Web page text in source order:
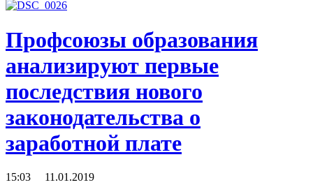
Профсоюзы образования
анализируют первые
последствия нового
законодательства о
заработной плате
15:03 11.01.2019